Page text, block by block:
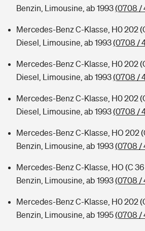
Typklassen: So ist Ihr Auto eingestuft
Sie haben Fragen?
Benzin, Limousine, ab 1993(0708 /
Mercedes-Benz C-Klasse, H0 202
Diesel, Limousine, ab 1993(0708 /
Mercedes-Benz C-Klasse, H0 202
Diesel, Limousine, ab 1993(0708 /
Mercedes-Benz C-Klasse, H0 202
Diesel, Limousine, ab 1993(0708 /
Mercedes-Benz C-Klasse, HO 202
Benzin, Limousine, ab 1993(0708 /
Mercedes-Benz C-Klasse, HO (C
Benzin, Limousine, ab 1993(0708 /
Mercedes-Benz C-Klasse, H0 202
Benzin, Limousine, ab 1995(0708 /